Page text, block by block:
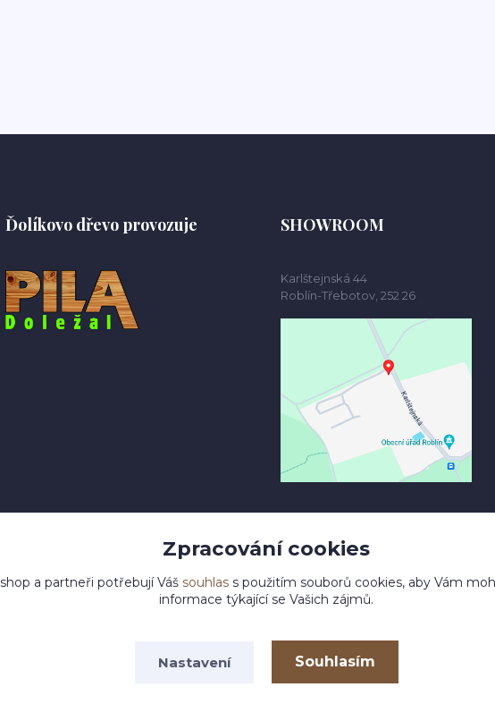
Ďolíkovo dřevo provozuje SHOWROOM
Karlštejnská 44
Roblín-Třebotov, 252 26
Zpracování cookies
a partneři potřebují Váš souhlass použitím souborů cookies, aby Vám
informace týkající se Vašich zájmů.
Nastavení Souhlasím